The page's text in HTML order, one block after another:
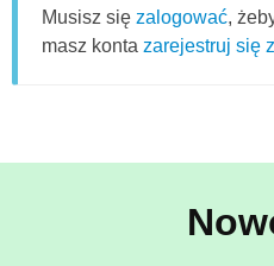
Musisz się zalogować,
masz konta zarejestruj się